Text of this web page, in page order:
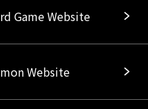
Game Website
Website